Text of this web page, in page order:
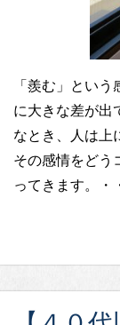
「羨む」とい
に大きな差が出
なとき、人は上
その感情をどう
ってきます。・